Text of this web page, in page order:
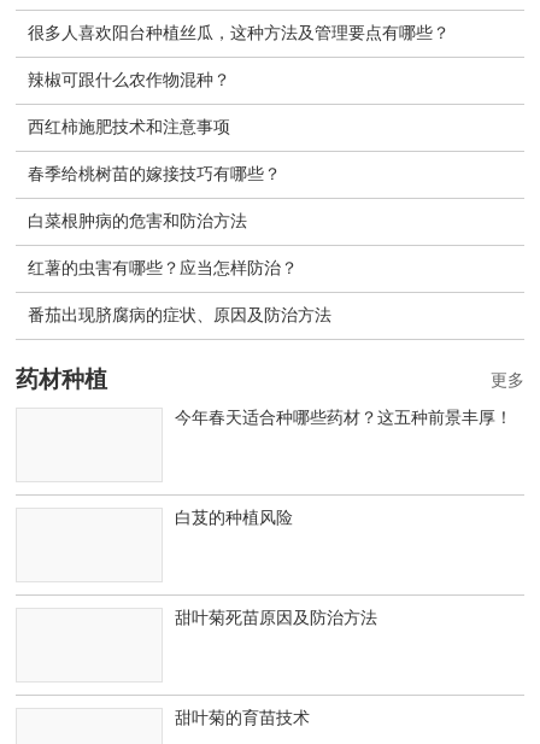
很多人喜欢阳台种植丝瓜，这种方法及管理要点有哪些？
辣椒可跟什么农作物混种？
西红柿施肥技术和注意事项
春季给桃树苗的嫁接技巧有哪些？
白菜根肿病的危害和防治方法
红薯的虫害有哪些？应当怎样防治？
番茄出现脐腐病的症状、原因及防治方法
药材种植
今年春天适合种哪些药材？这五种前景丰厚！
白芨的种植风险
甜叶菊死苗原因及防治方法
甜叶菊的育苗技术
更多